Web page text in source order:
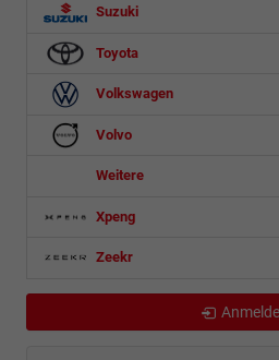
Suzuki
Toyota
Volkswagen
Volvo
Weitere
Xpeng
Zeekr